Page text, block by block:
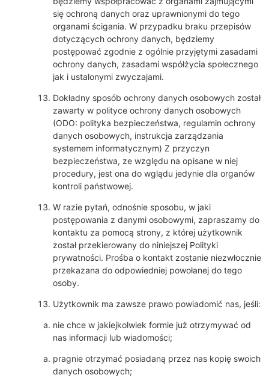
się ochroną danych oraz uprawnionymi do tego
organami ścigania. W przypadku braku przepisów
dotyczących ochrony danych, będziemy
postępować zgodnie z ogólnie przyjętymi zasadami
ochrony danych, zasadami współżycia społecznego
jak i ustalonymi zwyczajami.
Dokładny sposób ochrony danych osobowych został
zawarty w polityce ochrony danych osobowych
(ODO: polityka bezpieczeństwa, regulamin ochrony
danych osobowych, instrukcja zarządzania
systemem informatycznym) Z przyczyn
bezpieczeństwa, ze względu na opisane w niej
procedury, jest ona do wglądu jedynie dla organów
kontroli państwowej.
W razie pytań, odnośnie sposobu, w jaki
postępowania z danymi osobowymi, zapraszamy do
kontaktu za pomocą strony, z której użytkownik
został przekierowany do niniejszej Polityki
prywatności. Prośba o kontakt zostanie niezwłocznie
przekazana do odpowiedniej powołanej do tego
osoby.
Użytkownik ma zawsze prawo powiadomić nas, jeśli:
nie chce w jakiejkolwiek formie już otrzymywać od
nas informacji lub wiadomości;
pragnie otrzymać posiadaną przez nas kopię swoich
danych osobowych;